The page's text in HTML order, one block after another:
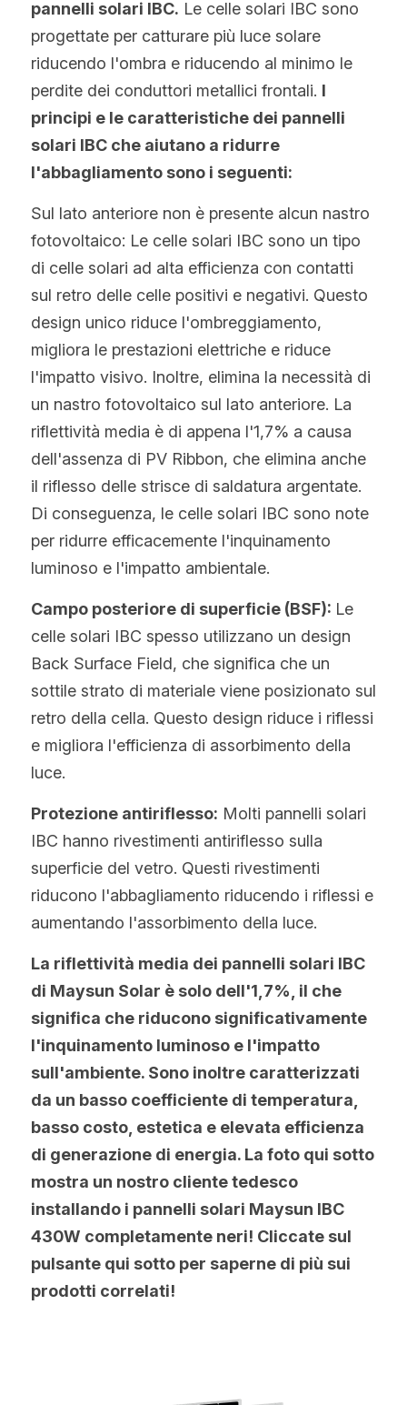
pannelli solari IBC. Le celle solari IBC sono
progettate per catturare più luce solare
riducendo l'ombra e riducendo al minimo le
perdite dei conduttori metallici frontali. I
principi e le caratteristiche dei pannelli
solari IBC che aiutano a ridurre
l'abbagliamento sono i seguenti:
Sul lato anteriore non è presente alcun nastro
fotovoltaico: Le celle solari IBC sono un tipo
di celle solari ad alta efficienza con contatti
sul retro delle celle positivi e negativi. Questo
design unico riduce l'ombreggiamento,
migliora le prestazioni elettriche e riduce
l'impatto visivo. Inoltre, elimina la necessità di
un nastro fotovoltaico sul lato anteriore. La
riflettività media è di appena l'1,7% a causa
dell'assenza di PV Ribbon, che elimina anche
il riflesso delle strisce di saldatura argentate.
Di conseguenza, le celle solari IBC sono note
per ridurre efficacemente l'inquinamento
luminoso e l'impatto ambientale.
Campo posteriore di superficie (BSF): Le
celle solari IBC spesso utilizzano un design
Back Surface Field, che significa che un
sottile strato di materiale viene posizionato sul
retro della cella. Questo design riduce i riflessi
e migliora l'efficienza di assorbimento della
luce.
Protezione antiriflesso: Molti pannelli solari
IBC hanno rivestimenti antiriflesso sulla
superficie del vetro. Questi rivestimenti
riducono l'abbagliamento riducendo i riflessi e
aumentando l'assorbimento della luce.
La riflettività media dei pannelli solari IBC
di Maysun Solar è solo dell'1,7%, il che
significa che riducono significativamente
l'inquinamento luminoso e l'impatto
sull'ambiente. Sono inoltre caratterizzati
da un basso coefficiente di temperatura,
basso costo, estetica e elevata efficienza
di generazione di energia. La foto qui sotto
mostra un nostro cliente tedesco
installando i pannelli solari Maysun IBC
430W completamente neri! Cliccate sul
pulsante qui sotto per saperne di più sui
prodotti correlati!